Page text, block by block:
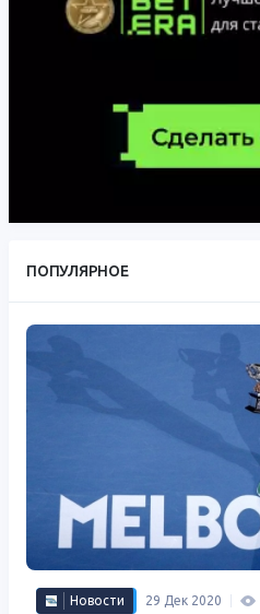
ПОПУЛЯРНОЕ
Новости 29 Дек 2020